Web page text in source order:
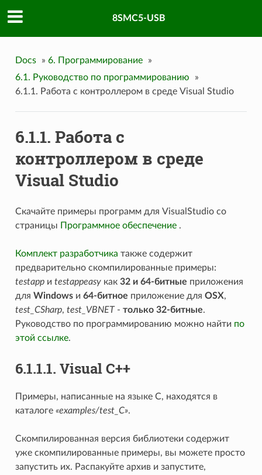
8SMC5-USB
Docs » 6. Программирование
»
6.1. Руководство по программированию
»
6.1.1. Работа с контроллером в среде Visual Studio
6.1.1. Работа с
контроллером в среде
Visual Studio
Скачайте примеры программ для VisualStudio со
страницы Программное обеспечение.
Комплект разработчика также содержит
предварительно скомпилированные примеры:
testappи testappeasyкак 32 и 64-битные приложения
для Windowsи 64-битное приложение для OSX,
test_CSharp, test_VBNET- только 32-битные.
Руководство по программированию можно найти по
этой ссылке.
6.1.1.1. Visual C++
Примеры, написанные на языке C, находятся в
каталоге «examples/test_C».
Скомпилированная версия библиотеки содержит
уже скомпилированные примеры, вы можете просто
запустить их. Распакуйте архив и запустите,